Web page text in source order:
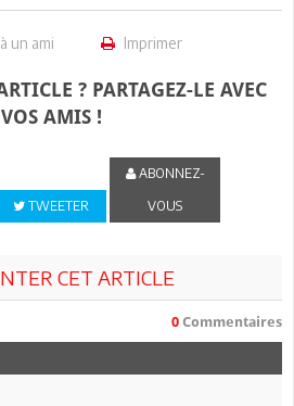
un ami Imprimer
? PARTAGEZ-LE AVEC
VOS AMIS !
TWEETER
ABONNEZ-
VOUS
CET ARTICLE
0 Commentaires